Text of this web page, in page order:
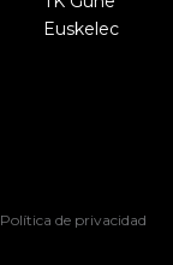
Euskelec
Política de privacidad